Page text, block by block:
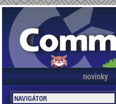
novinky
NAVIGÁTOR